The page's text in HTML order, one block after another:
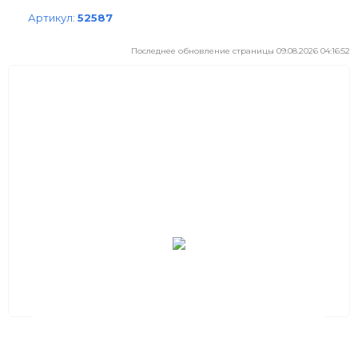
Артикул: 52587
Последнее обновление страницы 09.08.2026 04:16:52